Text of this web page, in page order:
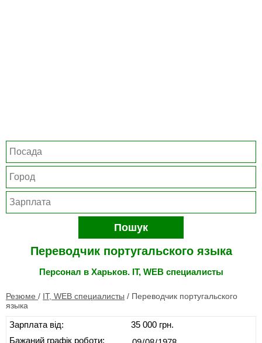
Пошук
Переводчик португальского языка
Персонал в Харьков. IT, WEB специалисты
Резюме / IT, WEB специалисты / Переводчик португальского
языка
Зарплата від:
Бажаний графік роботи:
35 000 грн.